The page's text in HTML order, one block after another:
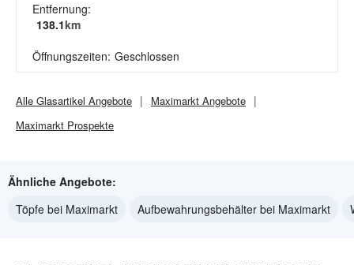
Entfernung:
138.1km
Öffnungszeiten: Geschlossen
Alle Glasartikel Angebote Maximarkt Angebote
Maximarkt Prospekte
Ähnliche Angebote:
Töpfe bei Maximarkt
Aufbewahrungsbehälter bei Maximarkt